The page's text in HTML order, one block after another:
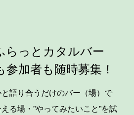
らっとカタルバー
加者も随時募集！
語り合うだけのバー（場）で
る場・”やってみたいこと”を試